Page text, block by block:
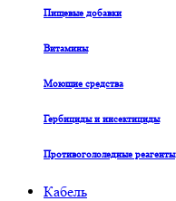
Пищевые добавки
Витамины
Моющие средства
Гербициды и инсектициды
Противогололедные реагенты
Кабель